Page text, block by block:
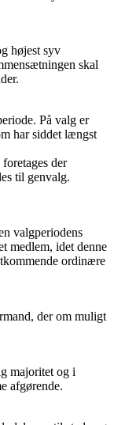
højest syv
skal
På valg er
har siddet længst
der
til genvalg.
valgperiodens
medlem, idet denne
ordinære
der om muligt
majoritet og i
afgørende.